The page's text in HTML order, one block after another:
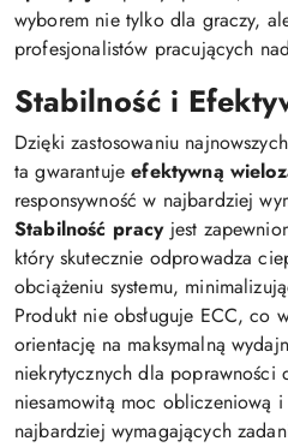
wyborem nie tylko dla graczy,
profesjonalistów pracujących
Stabilność i
Dzięki zastosowaniu
ta gwarantujeefektywną
responsywność w najbardziej
Stabilność pracyjest
który skutecznie odprowadza
obciążeniu systemu,
Produkt nie obsługuje ECC, co
orientację na maksymalną
niekrytycznych dla poprawności
niesamowitą moc obliczeniową
najbardziej wymagających